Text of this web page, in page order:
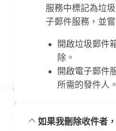
服務中標記為垃
子郵件服務，並
開啟垃圾郵件
除。
開啟電子郵件
所需的發件人。
如果我刪除收件者